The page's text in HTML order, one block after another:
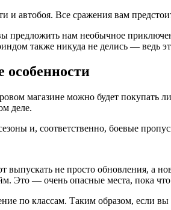
и автобоя. Все сражения вам
предложить нам необычное
также никуда не делись — ведь
магазине можно будет
деле.
и, соответственно, боевые
выпускать не просто обновления, а
Это — очень опасные места, пока
по классам. Таким образом, если